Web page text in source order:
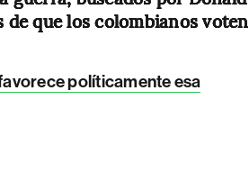
de que los colombianos voten
políticamente esa